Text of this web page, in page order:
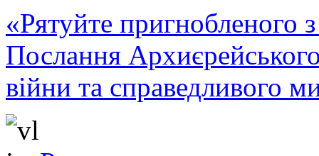
«Рятуйте пригнобленого
Послання
війни та справедливого